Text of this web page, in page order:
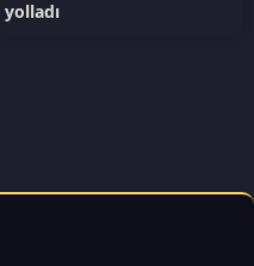
yolladı